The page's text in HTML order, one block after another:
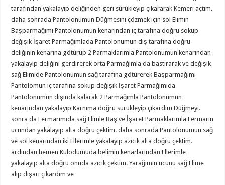
tarafından yakalayıp deliğinden geri sürükleyip çıkararak Kemeri açtım.
daha sonrada Pantolonumun Düğmesini çözmek için sol Elimin
Başparmağımı Pantolonumun kenarından iç tarafına doğru sokup
değişik İşaret Parmağımlada Pantolonumun dış tarafına doğru
deliğinin kenarına götürüp 2 Parmaklarımla Pantolonumun kenarından
yakalayıp deliğini gerdirerek orta Parmağımla da bastırarak ve değişik
sağ Elimide Pantolonumun sağ tarafına götürerek Başparmağımı
Pantolomun iç tarafına sokup değişik İşaret Parmağımıda
Pantolonumun dışında kalarak 2 Parmağımla Pantolonumun
kenarından yakalayıp Karnıma doğru sürükleyip çıkardım Düğmeyi.
sonra da Fermarımıda sağ Elimle Baş ve İşaret Parmaklarımla Fermarın
ucundan yakalayıp alta doğru çektim. daha sonrada Pantolonumun sağ
ve sol kenarından iki Ellerimle yakalayıp azıcık alta doğru çektim.
ardından hemen Külodumuda belimin kenarlarından Ellerimle
yakalayıp alta doğru onuda azıcık çektim. Yarağımın ucunu sağ Elime
alıp dışarı çıkardım ve